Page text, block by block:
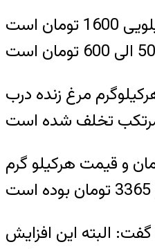
حسین مقدم نیا دلیل اصلی گران شدن قیمت مرغ در بازار را کمبود نهاده ها عنوان کرد و افزود: الان کنجاله سویا در بازار کیلویی 1600 تومان است
مرغ زنده درب
مرغ در 6 ماهه گذشته گفت: در 6 ماهه گذشته قیمت هرکیلوگرم مرغ زنده درب مرغداری 2388 تومان و قیمت هرکیلو گرم
نیست، درعین حال گفت: البته این افزایش